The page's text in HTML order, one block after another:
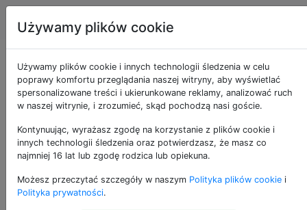
Apple Tagi
Tryb konsoli z pulpitu
2
nacisnąć control + alt + F1 lub podobne i
uzyskać konsolę. Jest to bardzo przydatne,
ponieważ można ponownie uruchomić ten
Używamy plików cookie
Używamy plików cookie i innych technologii śledzenia w celu
poprawy komfortu przeglądania naszej witryny, aby wyświetlać
spersonalizowane treści i ukierunkowane reklamy, analizować ruch
w naszej witrynie, i zrozumieć, skąd pochodzą nasi goście.
Kontynuując, wyrażasz zgodę na korzystanie z plików cookie i
innych technologii śledzenia oraz potwierdzasz, że masz co
najmniej 16 lat lub zgodę rodzica lub opiekuna.
Możesz przeczytać szczegóły w naszym Polityka plików cookie i
Polityka prywatności.